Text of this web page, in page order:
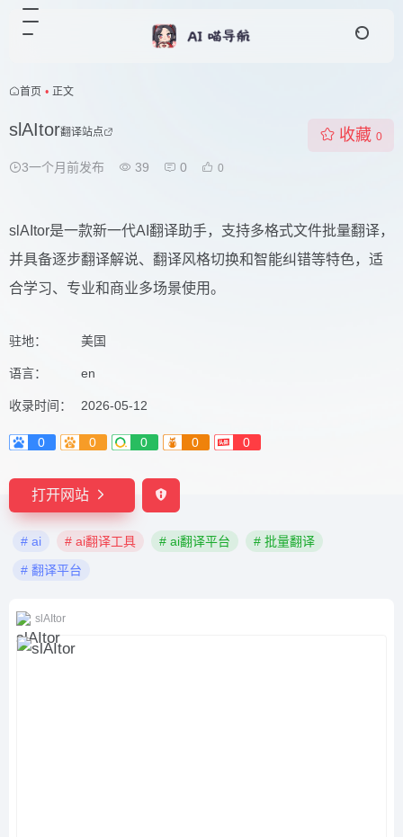
首页 • 正文
slAItor翻译站点
3一个月前发布 39 0 0
收藏 0
slAItor是一款新一代AI翻译助手，支持多格式文件批量翻译，
并具备逐步翻译解说、翻译风格切换和智能纠错等特色，适
合学习、专业和商业多场景使用。
驻地： 美国
语言： en
收录时间： 2026-05-12
0 0 0 0 0
打开网站
# ai # ai翻译工具 # ai翻译平台
# 批量翻译
# 翻译平台
slAItor